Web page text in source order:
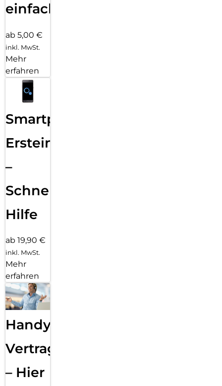
einfach
ab 5,00 €
inkl. MwSt.
Mehr
erfahren
Smartphone
Ersteinrichtung
–
Schnelle
Hilfe
ab 19,90 €
inkl. MwSt.
Mehr
erfahren
Handy
Vertragsabwicklung
– Hier